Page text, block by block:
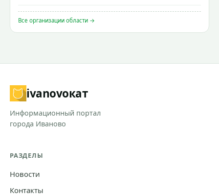
Все организации области →
ivanovoкат
Информационный портал
города Иваново
РАЗДЕЛЫ
Новости
Контакты